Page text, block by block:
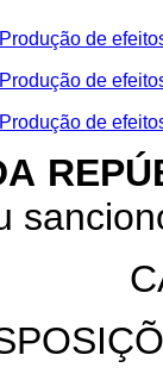
Produção de
Produção de
Produção de